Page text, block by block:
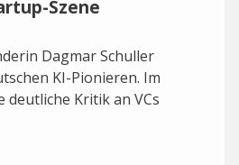
Szene
Dagmar Schuller
KI-Pionieren. Im
deutliche Kritik an VCs